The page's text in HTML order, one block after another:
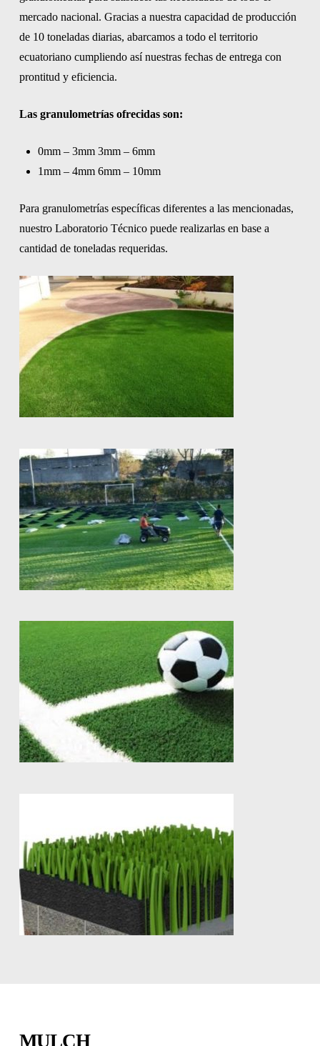
mercado nacional. Gracias a nuestra capacidad de producción
de 10 toneladas diarias, abarcamos a todo el territorio
ecuatoriano cumpliendo así nuestras fechas de entrega con
prontitud y eficiencia.
Las granulometrías ofrecidas son:
0mm – 3mm 3mm – 6mm
1mm – 4mm 6mm – 10mm
Para granulometrías específicas diferentes a las mencionadas,
nuestro Laboratorio Técnico puede realizarlas en base a
cantidad de toneladas requeridas.
MULCH